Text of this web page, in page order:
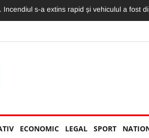
„Nu am văzut niciun echipaj de
ECONOMIC LEGAL SPORT